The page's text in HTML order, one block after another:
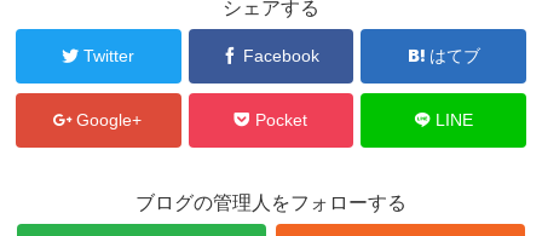
シェアする
Twitter Facebook はてブ
Google+ Pocket LINE
ブログの管理人をフォローする